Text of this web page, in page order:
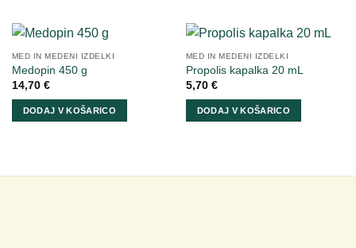
MED IN MEDENI IZDELKI
Medopin 450 g
14,70 €
DODAJ V KOŠARICO
MED IN MEDENI IZDELKI
Propolis kapalka 20 mL
5,70 €
DODAJ V KOŠARICO